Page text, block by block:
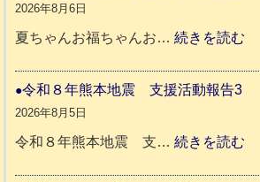
2026年8月6日
夏ちゃんお福ちゃんお…続きを読む
令和８年熊本地震 支援活動報告3
2026年8月5日
令和８年熊本地震 支…続きを読む